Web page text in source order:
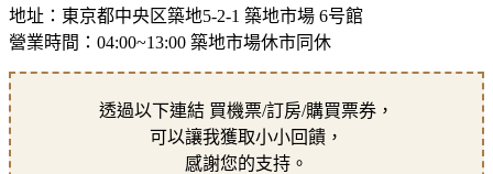
地址：東京都中央区築地5-2-1 築地市場 6号館
營業時間：04:00~13:00 築地市場休市同休
透過以下連結 買機票/訂房/購買票券，
可以讓我獲取小小回饋，
感謝您的支持。